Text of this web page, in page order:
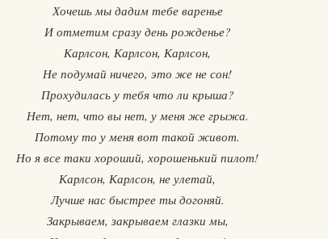
Хочешь мы дадим тебе варенье
И отметим сразу день рожденье?
Карлсон, Карлсон, Карлсон,
Не подумай ничего, это же не сон!
Прохудилась у тебя что ли крыша?
Нет, нет, что вы нет, у меня же грыжа.
Потому то у меня вот такой живот.
Но я все таки хороший, хорошенький пилот!
Карлсон, Карлсон, не улетай,
Лучше нас быстрее ты догоняй.
Закрываем, закрываем глазки мы,